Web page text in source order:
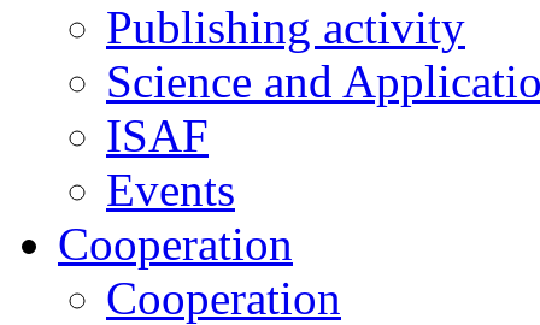
Publishing activity
Science and
ISAF
Events
Cooperation
Cooperation